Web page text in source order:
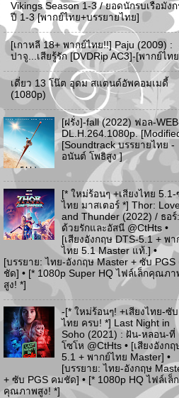
Vikings Season 1-3 / ยอดนักรบเรือมังก
ปี 1-3 [พากย์ไทย+บรรยายไทย]
[เกาหลี 18+ พากย์ไทย!!] Paju (2009) :
ปาจู...เสียรู้รัก [DVDRip AC3]-[พากย์ไท
เดี่ยว 13 โน๊ต อุดม สแตนด์อัพคอมเมดี้
(1080p)
[ฝรั่ง]-fall (2022) ฟอล-
DL.H.264.1080p.
[Soundtrack บรรยายไทย -
อนันต์ โพธิสูง ]
[* ใหม่ร้อนๆ +เสียงไทย
ไทย มาสเตอร์ *] Thor:
and Thunder (2022) / ธอร์:
ด้วยรักและอัสนี @CtHts •
[เสียงอังกฤษ DTS-5.1 + พา
ไทย 5.1 Master แท้.] •
[บรรยาย: ไทย-อังกฤษ Master + ซับ PGS
ชัด] • [* 1080p Super HQ ไฟล์เล็กคุณภา
สูง! *]
-[* ใหม่ร้อนๆ! +เสียงไทย-ซับ
ไทย ครบ! *] Last Night in
Soho (2021) : ฝัน-หลอน-ที่
โซโห @CtHts • [เสียงอังกฤ
5.1 + พากย์ไทย Master] •
[บรรยาย: ไทย-อังกฤษ
+ ซับ PGS คมชัด] • [* 1080p HQ ไฟล์เล็ก
คุณภาพสูง! *]